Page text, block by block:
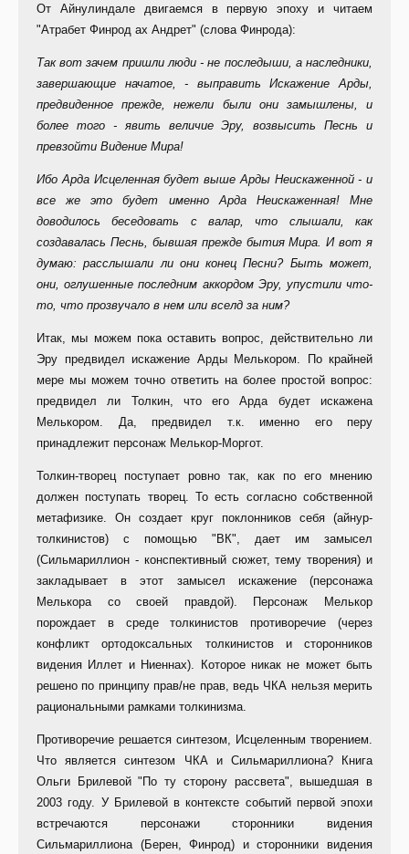
От Айнулиндале двигаемся в первую эпоху и читаем
"Атрабет Финрод ах Андрет" (слова Финрода):
Так вот зачем пришли люди - не последыши, а наследники,
завершающие начатое, - выправить Искажение Арды,
предвиденное прежде, нежели были они замышлены, и
более того - явить величие Эру, возвысить Песнь и
превзойти Видение Мира!
Ибо Арда Исцеленная будет выше Арды Неискаженной - и
все же это будет именно Арда Неискаженная! Мне
доводилось беседовать с валар, что слышали, как
создавалась Песнь, бывшая прежде бытия Мира. И вот я
думаю: расслышали ли они конец Песни? Быть может,
они, оглушенные последним аккордом Эру, упустили что-
то, что прозвучало в нем или вселд за ним?
Итак, мы можем пока оставить вопрос, действительно ли
Эру предвидел искажение Арды Мелькором. По крайней
мере мы можем точно ответить на более простой вопрос:
предвидел ли Толкин, что его Арда будет искажена
Мелькором. Да, предвидел т.к. именно его перу
принадлежит персонаж Мелькор-Моргот.
Толкин-творец поступает ровно так, как по его мнению
должен поступать творец. То есть согласно собственной
метафизике. Он создает круг поклонников себя (айнур-
толкинистов) с помощью "ВК", дает им замысел
(Сильмариллион - конспективный сюжет, тему творения) и
закладывает в этот замысел искажение (персонажа
Мелькора со своей правдой). Персонаж Мелькор
порождает в среде толкинистов противоречие (через
конфликт ортодоксальных толкинистов и сторонников
видения Иллет и Ниеннах). Которое никак не может быть
решено по принципу прав/не прав, ведь ЧКА нельзя мерить
рациональными рамками толкинизма.
Противоречие решается синтезом, Исцеленным творением.
Что является синтезом ЧКА и Сильмариллиона? Книга
Ольги Брилевой "По ту сторону рассвета", вышедшая в
2003 году. У Брилевой в контексте событий первой эпохи
встречаются персонажи сторонники видения
Сильмариллиона (Берен, Финрод) и сторонники видения